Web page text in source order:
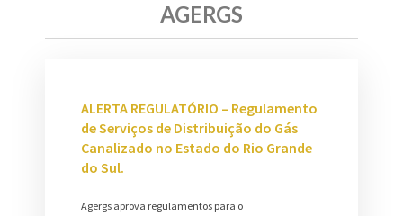
AGERGS
ALERTA REGULATÓRIO – Regulamento
de Serviços de Distribuição do Gás
Canalizado no Estado do Rio Grande
do Sul.
Agergs aprova regulamentos para o